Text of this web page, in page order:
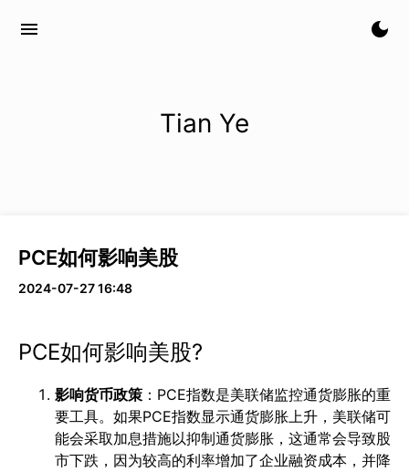
menu dark_mode
Tian Ye
PCE如何影响美股
2024-07-27 16:48
PCE如何影响美股?
影响货币政策 ：PCE指数是美联储监控通货膨胀的重
要工具。如果PCE指数显示通货膨胀上升，美联储可
能会采取加息措施以抑制通货膨胀，这通常会导致股
市下跌，因为较高的利率增加了企业融资成本，并降